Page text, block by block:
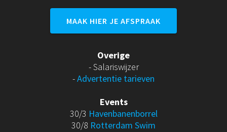
MAAK HIER JE AFSPRAAK
Overige
- Salariswijzer
-Advertentie tarieven
Events
30/3 Havenbanenborrel
30/8 Rotterdam Swim